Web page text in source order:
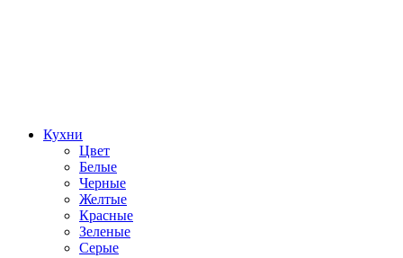
Кухни
Цвет
Белые
Черные
Желтые
Красные
Зеленые
Серые